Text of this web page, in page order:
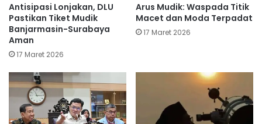
Antisipasi Lonjakan, DLU
Pastikan Tiket Mudik
Banjarmasin-Surabaya
Aman
17 Maret 2026
Arus Mudik: Waspada Titik
Macet dan Moda Terpadat
17 Maret 2026